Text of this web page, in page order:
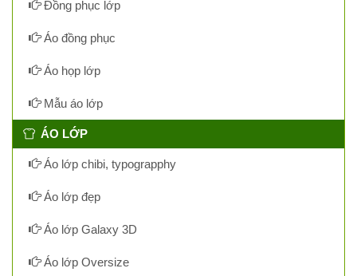
Đồng phục lớp
Áo đồng phục
Áo họp lớp
Mẫu áo lớp
ÁO LỚP
Áo lớp chibi, typograpphy
Áo lớp đẹp
Áo lớp Galaxy 3D
Áo lớp Oversize